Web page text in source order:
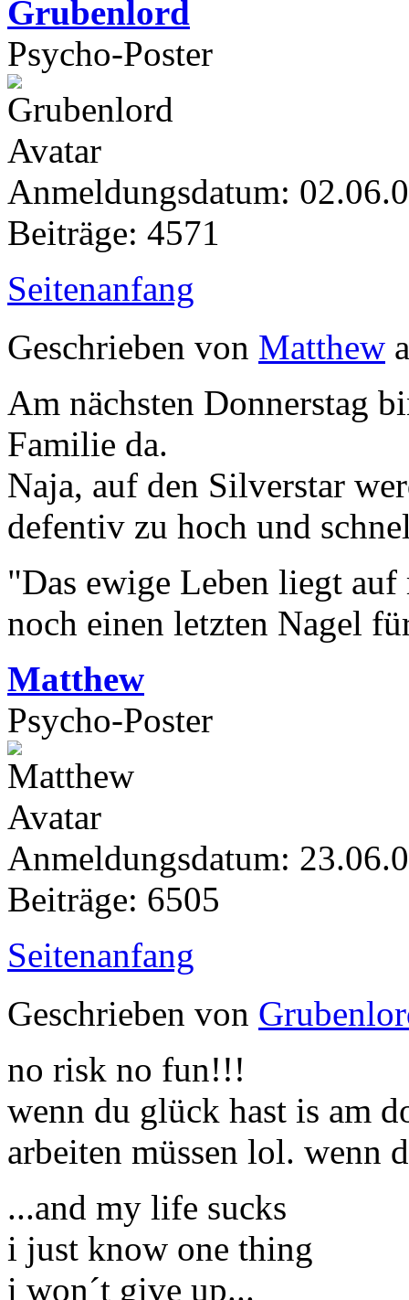
Grubenlord
Psycho-Poster
Anmeldungsdatum:
Beiträge: 4571
Seitenanfang
Geschrieben von Matthew
Am nächsten Donnerstag
Familie da.
Naja, auf den Silverstar
defentiv zu hoch und
"Das ewige Leben liegt
noch einen letzten Nagel
Matthew
Psycho-Poster
Anmeldungsdatum:
Beiträge: 6505
Seitenanfang
Geschrieben von
no risk no fun!!!
wenn du glück hast is am
arbeiten müssen lol. wenn
...and my life sucks
i just know one thing
i won´t give up...